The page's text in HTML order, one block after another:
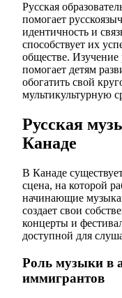
Русская
помогает
идентичность и
способствует их
обществе. Изучение
помогает детям
обогатить свой
мультикультурную
Русская
Канаде
В Канаде
сцена, на которой
начинающие
создает свои
концерты и
доступной для
Роль музыки в
иммигрантов